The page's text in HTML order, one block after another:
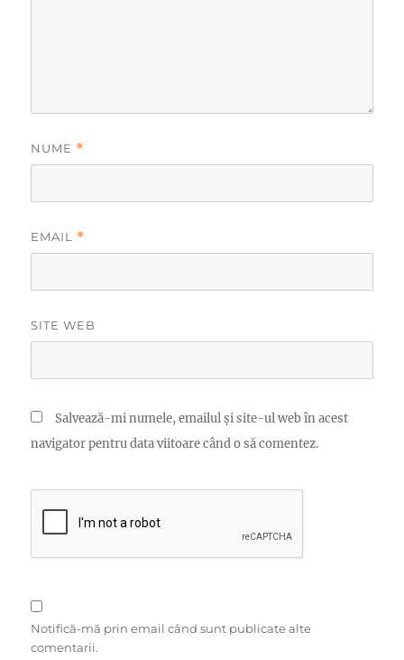
NUME *
EMAIL *
SITE WEB
Salvează-mi numele, emailul și site-ul web în acest
navigator pentru data viitoare când o să comentez.
Notifică-mă prin email când sunt publicate alte
comentarii.